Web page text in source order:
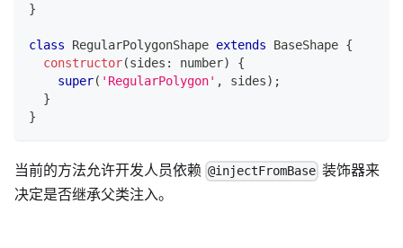
}
class RegularPolygonShape extends BaseShape {
constructor(sides : number)
{
super( 'RegularPolygon' , sides) ;
}
}
当前的方法允许开发人员依赖 @injectFromBase 装饰器来
决定是否继承父类注入。